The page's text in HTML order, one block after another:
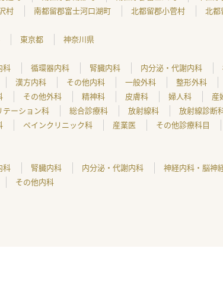
村 南都留郡富士河口湖町 北都留郡小菅村
北都
東京都
神奈川県
科 循環器内科 腎臓内科 内分泌・代謝内科
漢方内科 その他内科 一般外科 整形外科
その他外科 精神科 皮膚科 婦人科 産
テーション科 総合診療科 放射線科 放射線診断
ペインクリニック科 産業医 その他診療科目
科 腎臓内科 内分泌・代謝内科 神経内科・脳神
その他内科